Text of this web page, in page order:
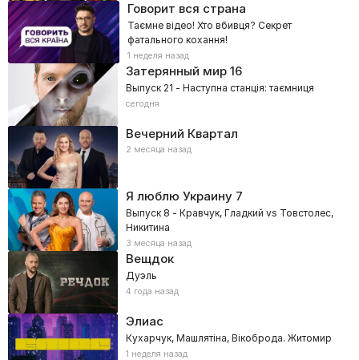
Говорит вся страна
Таємне відео! Хто вбивця? Секрет
фатального кохання!
1 неделя назад
Затерянный мир 16
Выпуск 21 - Наступна станція: таємниця
сегодня
Вечерний Квартал
2 месяца назад
Я люблю Украину7
Выпуск 8 - Кравчук, Гладкий vs Товстолес,
Никитина
3 месяца назад
Вещдок
Дуэль
4 года назад
Элиас
Кухарчук, Машлятіна, Вікоброда. Житомир
1 неделя назад